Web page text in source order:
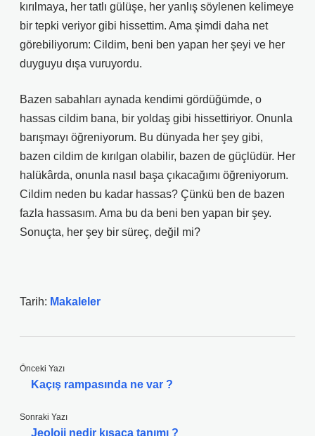
kırılmaya, her tatlı gülüşe, her yanlış söylenen kelimeye
bir tepki veriyor gibi hissettim. Ama şimdi daha net
görebiliyorum: Cildim, beni ben yapan her şeyi ve her
duyguyu dışa vuruyordu.
Bazen sabahları aynada kendimi gördüğümde, o
hassas cildim bana, bir yoldaş gibi hissettiriyor. Onunla
barışmayı öğreniyorum. Bu dünyada her şey gibi,
bazen cildim de kırılgan olabilir, bazen de güçlüdür. Her
halükârda, onunla nasıl başa çıkacağımı öğreniyorum.
Cildim neden bu kadar hassas? Çünkü ben de bazen
fazla hassasım. Ama bu da beni ben yapan bir şey.
Sonuçta, her şey bir süreç, değil mi?
Tarih: Makaleler
Önceki Yazı
Kaçış rampasında ne var ?
Sonraki Yazı
Jeoloji nedir kısaca tanımı ?